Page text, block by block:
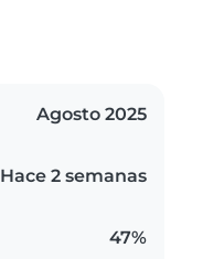
Agosto 2025
Hace 2 semanas
47%